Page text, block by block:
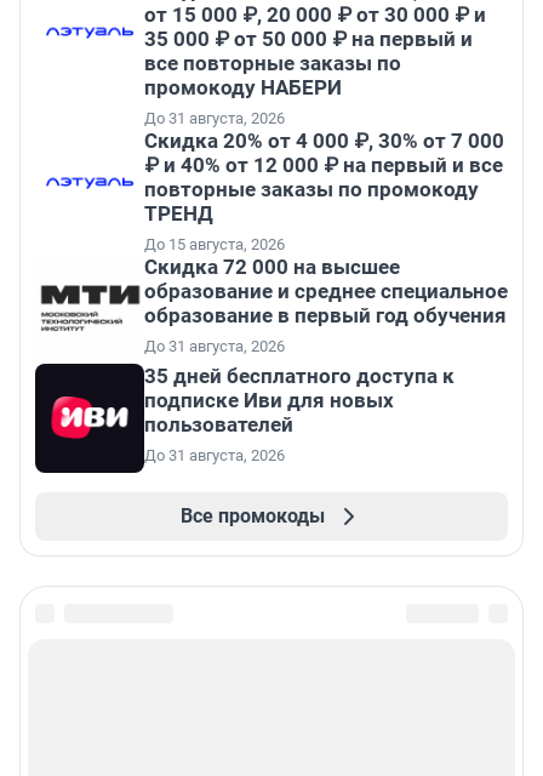
от 15 000 ₽, 20 000 ₽ от 30 000 ₽ и
35 000 ₽ от 50 000 ₽ на первый и
все повторные заказы по
промокоду НАБЕРИ
До 31 августа, 2026
Скидка 20% от 4 000 ₽, 30% от 7 000
₽ и 40% от 12 000 ₽ на первый и все
повторные заказы по промокоду
ТРЕНД
До 15 августа, 2026
Скидка 72 000 на высшее
образование и среднее специальное
образование в первый год обучения
До 31 августа, 2026
35 дней бесплатного доступа к
подписке Иви для новых
пользователей
До 31 августа, 2026
Все промокоды